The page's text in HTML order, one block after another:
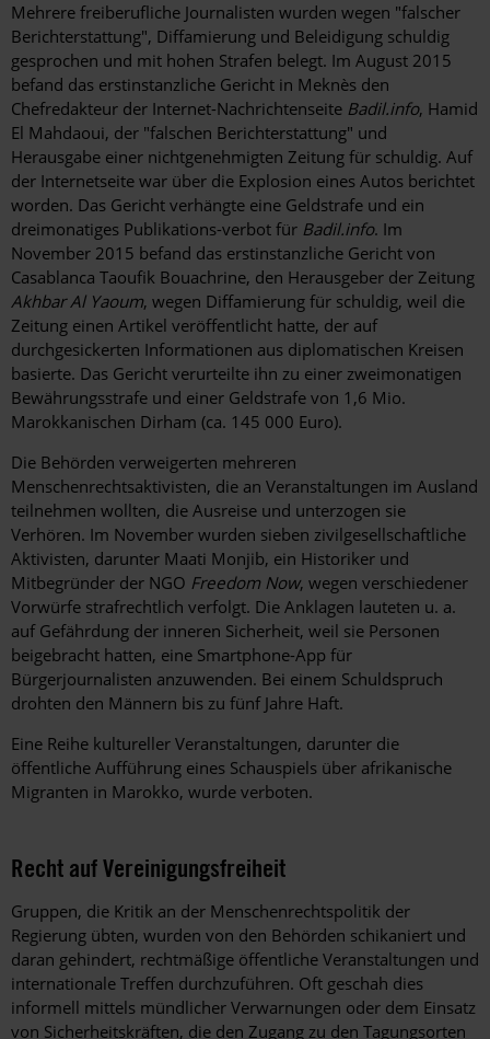
Mehrere freiberufliche Journalisten wurden wegen "falscher
Berichterstattung", Diffamierung und Beleidigung schuldig
gesprochen und mit hohen Strafen belegt. Im August 2015
befand das erstinstanzliche Gericht in Meknès den
Chefredakteur der Internet-Nachrichtenseite Badil.info, Hamid
El Mahdaoui, der "falschen Berichterstattung" und
Herausgabe einer nichtgenehmigten Zeitung für schuldig. Auf
der Internetseite war über die Explosion eines Autos berichtet
worden. Das Gericht verhängte eine Geldstrafe und ein
dreimonatiges Publikations-verbot für Badil.info. Im
November 2015 befand das erstinstanzliche Gericht von
Casablanca Taoufik Bouachrine, den Herausgeber der Zeitung
Akhbar Al Yaoum, wegen Diffamierung für schuldig, weil die
Zeitung einen Artikel veröffentlicht hatte, der auf
durchgesickerten Informationen aus diplomatischen Kreisen
basierte. Das Gericht verurteilte ihn zu einer zweimonatigen
Bewährungsstrafe und einer Geldstrafe von 1,6 Mio.
Marokkanischen Dirham (ca. 145 000 Euro).
Die Behörden verweigerten mehreren
Menschenrechtsaktivisten, die an Veranstaltungen im Ausland
teilnehmen wollten, die Ausreise und unterzogen sie
Verhören. Im November wurden sieben zivilgesellschaftliche
Aktivisten, darunter Maati Monjib, ein Historiker und
Mitbegründer der NGO Freedom Now, wegen verschiedener
Vorwürfe strafrechtlich verfolgt. Die Anklagen lauteten u. a.
auf Gefährdung der inneren Sicherheit, weil sie Personen
beigebracht hatten, eine Smartphone-App für
Bürgerjournalisten anzuwenden. Bei einem Schuldspruch
drohten den Männern bis zu fünf Jahre Haft.
Eine Reihe kultureller Veranstaltungen, darunter die
öffentliche Aufführung eines Schauspiels über afrikanische
Migranten in Marokko, wurde verboten.
Recht auf Vereinigungsfreiheit
Gruppen, die Kritik an der Menschenrechtspolitik der
Regierung übten, wurden von den Behörden schikaniert und
daran gehindert, rechtmäßige öffentliche Veranstaltungen und
internationale Treffen durchzuführen. Oft geschah dies
informell mittels mündlicher Verwarnungen oder dem Einsatz
von Sicherheitskräften, die den Zugang zu den Tagungsorten